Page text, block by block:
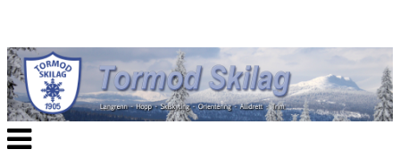
Veksle
navigasjon